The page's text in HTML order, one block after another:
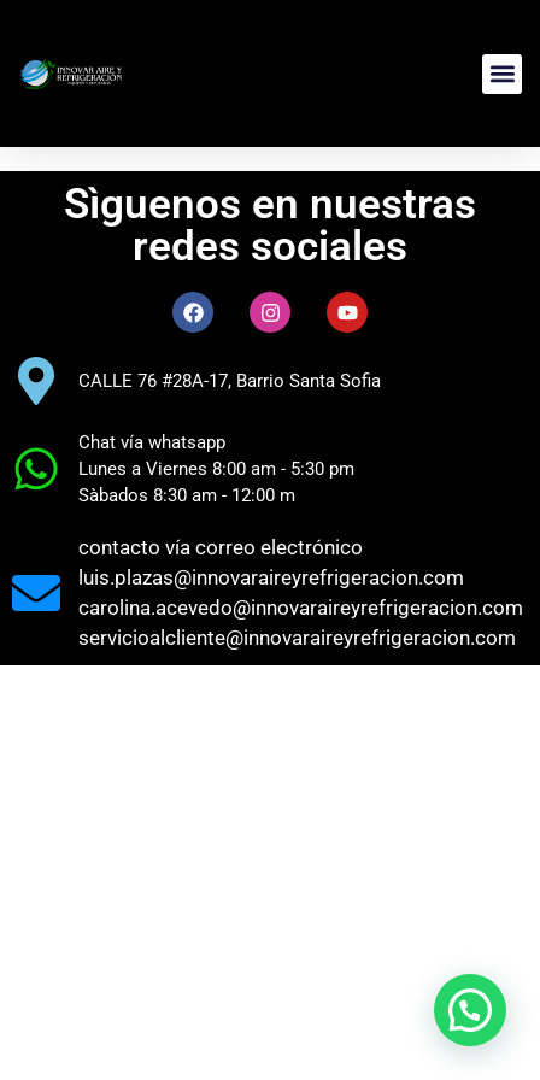
Sìguenos en nuestras
redes sociales
CALLE 76 #28A-17, Barrio Santa Sofia​
Chat vía whatsapp
Lunes a Viernes 8:00 am - 5:30 pm
Sàbados 8:30 am - 12:00 m
contacto vía correo electrónico
luis.plazas@innovaraireyrefrigeracion.com
carolina.acevedo@innovaraireyrefrigeracion.com
servicioalcliente@innovaraireyrefrigeracion.com